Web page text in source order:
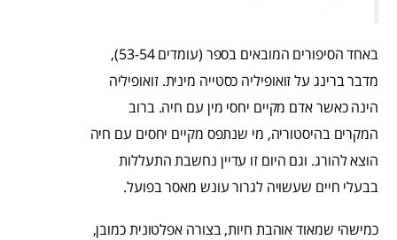
באחד הסיפורים המובאים בספר (עומדים 53-54),
מדבר ברינג על זואופיליה כסטייה מינית. זואופיליה
הינה כאשר אדם מקיים יחסי מין עם חיה. ברוב
המקרים בהיסטוריה, מי שנתפס מקיים יחסים עם חיה
הוצא להורג. וגם היום זו עדיין נחשבת התעללות
בבעלי חיים שעשויה לגרור עונש מאסר בפועל.
כמישהי שמאוד אוהבת חיות, בצורה אפלטונית כמובן,